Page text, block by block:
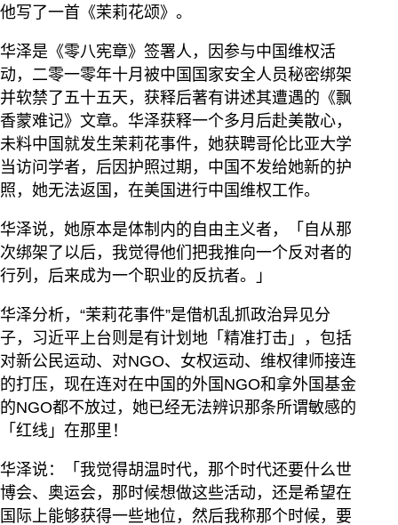
他写了一首《茉莉花颂》。
华泽是《零八宪章》签署人，因参与中国维权活
动，二零一零年十月被中国国家安全人员秘密绑架
并软禁了五十五天，获释后著有讲述其遭遇的《飘
香蒙难记》文章。华泽获释一个多月后赴美散心，
未料中国就发生茉莉花事件，她获聘哥伦比亚大学
当访问学者，后因护照过期，中国不发给她新的护
照，她无法返国，在美国进行中国维权工作。
华泽说，她原本是体制内的自由主义者，「自从那
次绑架了以后，我觉得他们把我推向一个反对者的
行列，后来成为一个职业的反抗者。」
华泽分析，“茉莉花事件”是借机乱抓政治异见分
子，习近平上台则是有计划地「精准打击」，包括
对新公民运动、对NGO、女权运动、维权律师接连
的打压，现在连对在中国的外国NGO和拿外国基金
的NGO都不放过，她已经无法辨识那条所谓敏感的
「红线」在那里！
华泽说：「我觉得胡温时代，那个时代还要什么世
博会、奥运会，那时候想做这些活动，还是希望在
国际上能够获得一些地位，然后我称那个时候，要